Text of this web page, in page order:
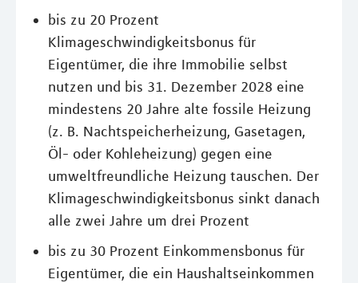
bis zu 20 Prozent
Klimageschwindigkeitsbonus für
Eigentümer, die ihre Immobilie selbst
nutzen und bis 31. Dezember 2028 eine
mindestens 20 Jahre alte fossile Heizung
(z. B. Nachtspeicherheizung, Gasetagen,
Öl- oder Kohleheizung) gegen eine
umweltfreundliche Heizung tauschen. Der
Klimageschwindigkeitsbonus sinkt danach
alle zwei Jahre um drei Prozent
bis zu 30 Prozent Einkommensbonus für
Eigentümer, die ein Haushaltseinkommen